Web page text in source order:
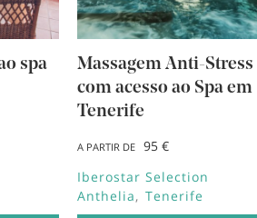
spa
Massagem Anti-Stress
com acesso ao Spa em
Tenerife
A PARTIR DE
95 €
Iberostar Selection
Anthelia
Tenerife